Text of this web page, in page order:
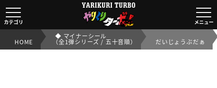
◆ マイナーシール
（全1弾シリーズ / 五十音順）だいじょうぶだぁ｜【ビッ
カテゴリ メニュー
HOME
◆ マイナーシール
（全1弾シリーズ / 五十音順） だいじょうぶだぁ